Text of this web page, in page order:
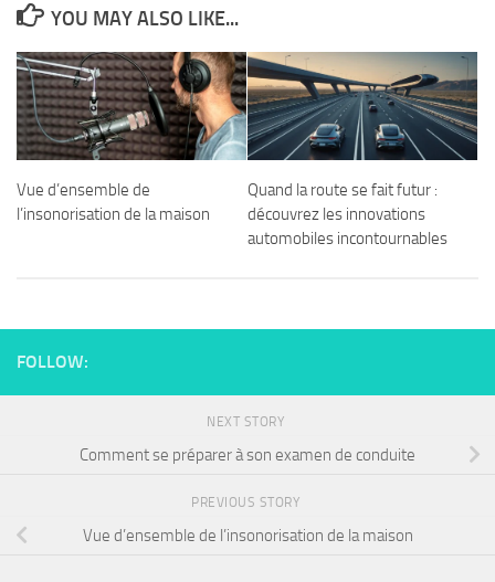
YOU MAY ALSO LIKE...
Vue d’ensemble de
l’insonorisation de la maison
Quand la route se fait futur :
découvrez les innovations
automobiles incontournables
FOLLOW:
NEXT STORY
Comment se préparer à son examen de conduite
PREVIOUS STORY
Vue d’ensemble de l’insonorisation de la maison